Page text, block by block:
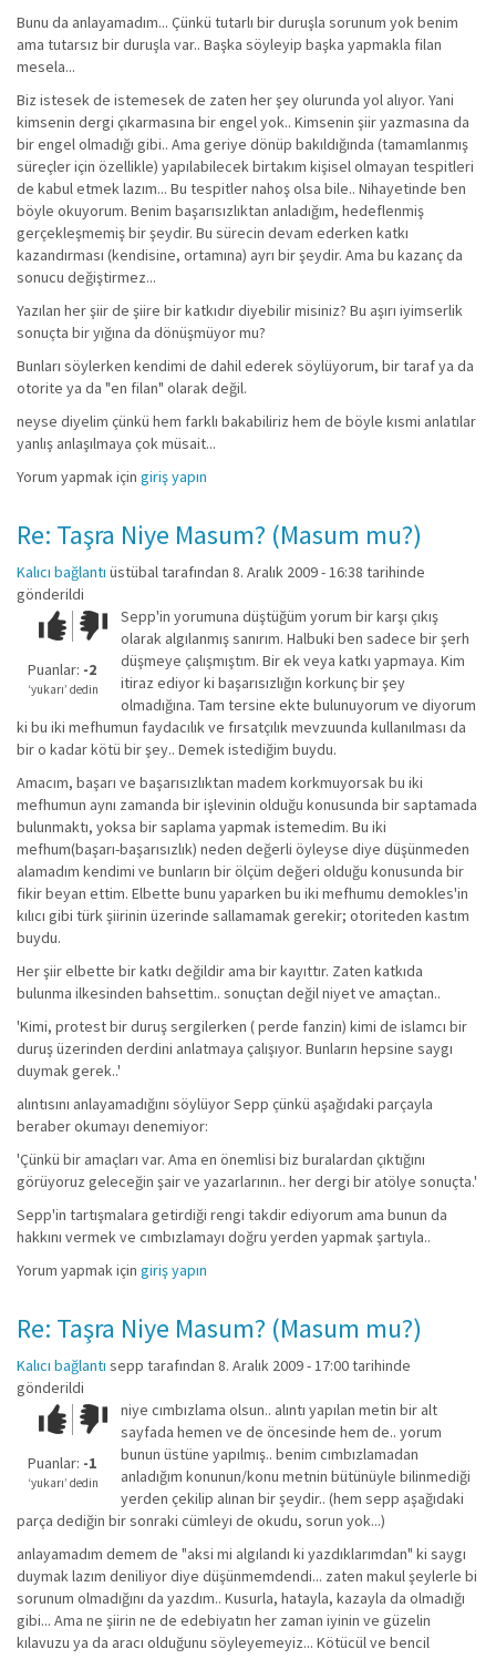
Bunu da anlayamadım... Çünkü tutarlı bir duruşla sorunum yok benim
ama tutarsız bir duruşla var.. Başka söyleyip başka yapmakla filan
mesela...
Biz istesek de istemesek de zaten her şey olurunda yol alıyor. Yani
kimsenin dergi çıkarmasına bir engel yok.. Kimsenin şiir yazmasına da
bir engel olmadığı gibi.. Ama geriye dönüp bakıldığında (tamamlanmış
süreçler için özellikle) yapılabilecek birtakım kişisel olmayan tespitleri
de kabul etmek lazım... Bu tespitler nahoş olsa bile.. Nihayetinde ben
böyle okuyorum. Benim başarısızlıktan anladığım, hedeflenmiş
gerçekleşmemiş bir şeydir. Bu sürecin devam ederken katkı
kazandırması (kendisine, ortamına) ayrı bir şeydir. Ama bu kazanç da
sonucu değiştirmez...
Yazılan her şiir de şiire bir katkıdır diyebilir misiniz? Bu aşırı iyimserlik
sonuçta bir yığına da dönüşmüyor mu?
Bunları söylerken kendimi de dahil ederek söylüyorum, bir taraf ya da
otorite ya da "en filan" olarak değil.
neyse diyelim çünkü hem farklı bakabiliriz hem de böyle kısmi anlatılar
yanlış anlaşılmaya çok müsait...
Yorum yapmak için giriş yapın
Re: Taşra Niye Masum? (Masum mu?)
Kalıcı bağlantı üstübaltarafından 8. Aralık 2009 - 16:38 tarihinde
gönderildi
Çok iyi!O
kadar
iyi
değil!
Puanlar: -2
‘yukarı’ dedin
Sepp'in yorumuna düştüğüm yorum bir karşı çıkış
olarak algılanmış sanırım. Halbuki ben sadece bir şerh
düşmeye çalışmıştım. Bir ek veya katkı yapmaya. Kim
itiraz ediyor ki başarısızlığın korkunç bir şey
olmadığına. Tam tersine ekte bulunuyorum ve diyorum
ki bu iki mefhumun faydacılık ve fırsatçılık mevzuunda kullanılması da
bir o kadar kötü bir şey.. Demek istediğim buydu.
Amacım, başarı ve başarısızlıktan madem korkmuyorsak bu iki
mefhumun aynı zamanda bir işlevinin olduğu konusunda bir saptamada
bulunmaktı, yoksa bir saplama yapmak istemedim. Bu iki
mefhum(başarı-başarısızlık) neden değerli öyleyse diye düşünmeden
alamadım kendimi ve bunların bir ölçüm değeri olduğu konusunda bir
fikir beyan ettim. Elbette bunu yaparken bu iki mefhumu demokles'in
kılıcı gibi türk şiirinin üzerinde sallamamak gerekir; otoriteden kastım
buydu.
Her şiir elbette bir katkı değildir ama bir kayıttır. Zaten katkıda
bulunma ilkesinden bahsettim.. sonuçtan değil niyet ve amaçtan..
'Kimi, protest bir duruş sergilerken ( perde fanzin) kimi de islamcı bir
duruş üzerinden derdini anlatmaya çalışıyor. Bunların hepsine saygı
duymak gerek..'
alıntısını anlayamadığını söylüyor Sepp çünkü aşağıdaki parçayla
beraber okumayı denemiyor:
'Çünkü bir amaçları var. Ama en önemlisi biz buralardan çıktığını
görüyoruz geleceğin şair ve yazarlarının.. her dergi bir atölye sonuçta.'
Sepp'in tartışmalara getirdiği rengi takdir ediyorum ama bunun da
hakkını vermek ve cımbızlamayı doğru yerden yapmak şartıyla..
Yorum yapmak için giriş yapın
Re: Taşra Niye Masum? (Masum mu?)
Kalıcı bağlantı sepp tarafından 8. Aralık 2009 - 17:00 tarihinde
gönderildi
Çok iyi!O
kadar
iyi
değil!
Puanlar: -1
‘yukarı’ dedin
niye cımbızlama olsun.. alıntı yapılan metin bir alt
sayfada hemen ve de öncesinde hem de.. yorum
bunun üstüne yapılmış.. benim cımbızlamadan
anladığım konunun/konu metnin bütünüyle bilinmediği
yerden çekilip alınan bir şeydir.. (hem sepp aşağıdaki
parça dediğin bir sonraki cümleyi de okudu, sorun yok...)
anlayamadım demem de "aksi mi algılandı ki yazdıklarımdan" ki saygı
duymak lazım deniliyor diye düşünmemdendi... zaten makul şeylerle bi
sorunum olmadığını da yazdım.. Kusurla, hatayla, kazayla da olmadığı
gibi... Ama ne şiirin ne de edebiyatın her zaman iyinin ve güzelin
kılavuzu ya da aracı olduğunu söyleyemeyiz... Kötücül ve bencil